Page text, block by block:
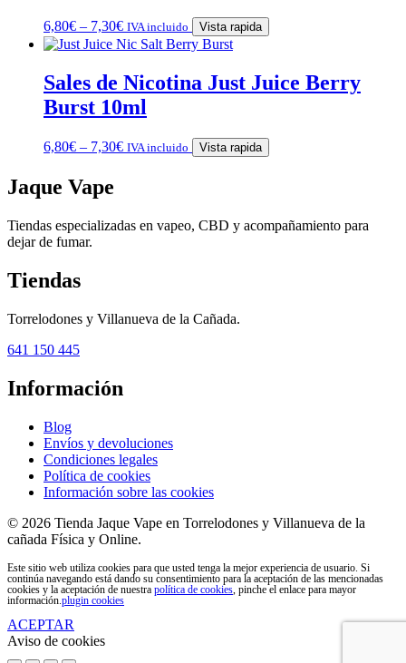
6,80€ – 7,30€ IVA incluido Vista rapida
Sales de Nicotina Just Juice Berry
Burst 10ml
6,80€ – 7,30€ IVA incluido Vista rapida
Jaque Vape
Tiendas especializadas en vapeo, CBD y acompañamiento para
dejar de fumar.
Tiendas
Torrelodones y Villanueva de la Cañada.
641 150 445
Información
Blog
Envíos y devoluciones
Condiciones legales
Política de cookies
Información sobre las cookies
© 2026 Tienda Jaque Vape en Torrelodones y Villanueva de la
cañada Física y Online.
Este sitio web utiliza cookies para que usted tenga la mejor experiencia de usuario. Si
continúa navegando está dando su consentimiento para la aceptación de las mencionadas
cookies y la aceptación de nuestra política de cookies , pinche el enlace para mayor
información. plugin cookies
ACEPTAR
Aviso de cookies